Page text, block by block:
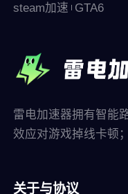
steam加速 GTA6
雷电加速器拥有智能
效应对游戏掉线卡顿
关于与协议